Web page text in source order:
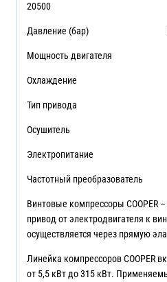
20500
Давление (бар)
Мощность
Охлаждение
Тип привода
Осушитель
Электропитание
Частотный
Винтовые компрессоры COOPER
привод от электродвигателя к
осуществляется через прямую
Линейка компрессоров COOPER
от 5,5 кВт до 315 кВт.